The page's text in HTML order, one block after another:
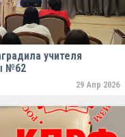
учителя
№62
29 Апр 2026